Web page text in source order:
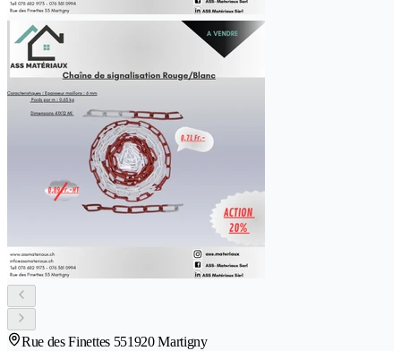
Rue des Finettes 551920 Martigny